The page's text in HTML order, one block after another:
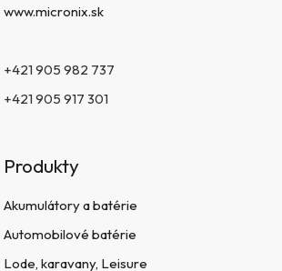
www.micronix.sk
+421 905 982 737
+421 905 917 301
Produkty
Akumulátory a batérie
Automobilové batérie
Lode, karavany, Leisure